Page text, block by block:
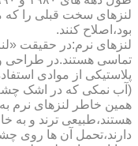
لنزهای سخت قبلی را که
بود،اصلاح کنند.
لنزهای نرم:در حقیقت
تماسی هستند.در طراحی
پلاستیکی از موادی
(آب نمکی که در اشک چشم
همین خاطر لنزهای نرم
هستند،طبیعی ترند و به
دارند،تحمل آن ها روی